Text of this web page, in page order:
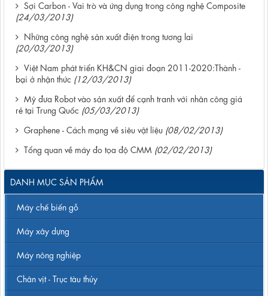
Sợi Carbon - Vai trò và ứng dụng trong công nghệ Composite
(24/03/2013)
Những công nghệ sản xuất điện trong tương lai
(20/03/2013)
Việt Nam phát triển KH&CN giai đoạn 2011-2020:Thành -
bại ở nhận thức (12/03/2013)
Mỹ đưa Robot vào sản xuất để cạnh tranh với nhân công giá
rẻ tại Trung Quốc (05/03/2013)
Graphene - Cách mạng về siêu vật liệu (08/02/2013)
Tổng quan về máy đo tọa độ CMM (02/02/2013)
DANH MỤC SẢN PHẨM
Máy chế biến gỗ
Máy xây dựng
Máy nông nghiệp
Chân vịt - Trục tàu thủy